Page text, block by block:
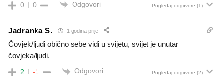
0 0 Odgovori Pogledaj odgovore (1)
Jadranka S. 1 godina prije
Čovjek/ljudi obično sebe vidi u svijetu, svijet je unutar
čovjeka/ljudi.
2 -1 Odgovori Pogledaj odgovore (2)